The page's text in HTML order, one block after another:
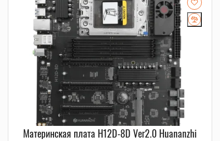
Материнская плата H12D-8D Ver2.0 Huananzhi